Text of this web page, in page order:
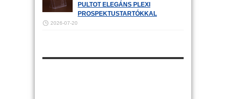
PULTOT ELEGÁNS PLEXI
PROSPEKTUSTARTÓKKAL
2026-07-20